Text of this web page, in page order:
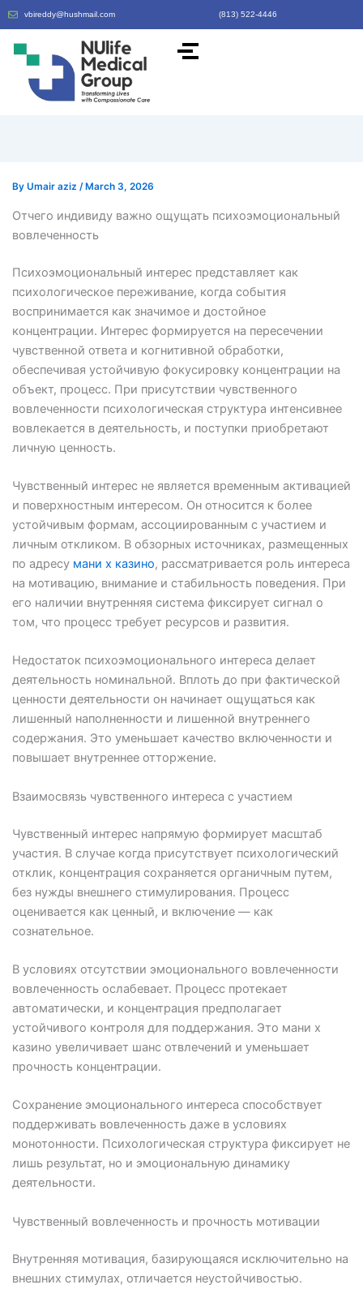
vbireddy@hushmail.com (813) 522-4446
By Umair aziz / March 3, 2026
Отчего индивиду важно ощущать психоэмоциональный
вовлеченность
Психоэмоциональный интерес представляет как
психологическое переживание, когда события
воспринимается как значимое и достойное
концентрации. Интерес формируется на пересечении
чувственной ответа и когнитивной обработки,
обеспечивая устойчивую фокусировку концентрации на
объект, процесс. При присутствии чувственного
вовлеченности психологическая структура интенсивнее
вовлекается в деятельность, и поступки приобретают
личную ценность.
Чувственный интерес не является временным активацией
и поверхностным интересом. Он относится к более
устойчивым формам, ассоциированным с участием и
личным откликом. В обзорных источниках, размещенных
по адресу мани х казино, рассматривается роль интереса
на мотивацию, внимание и стабильность поведения. При
его наличии внутренняя система фиксирует сигнал о
том, что процесс требует ресурсов и развития.
Недостаток психоэмоционального интереса делает
деятельность номинальной. Вплоть до при фактической
ценности деятельности он начинает ощущаться как
лишенный наполненности и лишенной внутреннего
содержания. Это уменьшает качество включенности и
повышает внутреннее отторжение.
Взаимосвязь чувственного интереса с участием
Чувственный интерес напрямую формирует масштаб
участия. В случае когда присутствует психологический
отклик, концентрация сохраняется органичным путем,
без нужды внешнего стимулирования. Процесс
оценивается как ценный, и включение — как
сознательное.
В условиях отсутствии эмоционального вовлеченности
вовлеченность ослабевает. Процесс протекает
автоматически, и концентрация предполагает
устойчивого контроля для поддержания. Это мани х
казино увеличивает шанс отвлечений и уменьшает
прочность концентрации.
Сохранение эмоционального интереса способствует
поддерживать вовлеченность даже в условиях
монотонности. Психологическая структура фиксирует не
лишь результат, но и эмоциональную динамику
деятельности.
Чувственный вовлеченность и прочность мотивации
Внутренняя мотивация, базирующаяся исключительно на
внешних стимулах, отличается неустойчивостью.